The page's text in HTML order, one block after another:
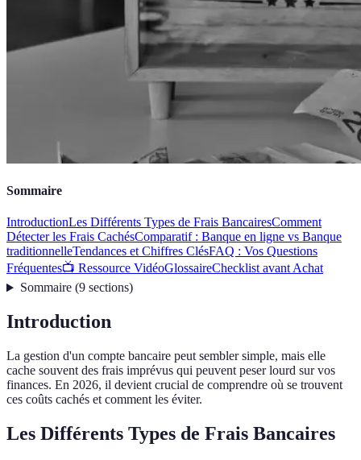
Sommaire
IntroductionLes Différents Types de Frais BancairesComment
Détecter les Frais CachésComparatif : Banque en ligne vs Banque
traditionnelleTendances et Chiffres ClésFAQ : Vos Questions
Fréquentes📺 Ressource VidéoGlossaireChecklist avant Achat
Sommaire(9 sections)
Introduction
La gestion d'un compte bancaire peut sembler simple, mais elle
cache souvent des frais imprévus qui peuvent peser lourd sur vos
finances. En 2026, il devient crucial de comprendre où se trouvent
ces coûts cachés et comment les éviter.
Les Différents Types de Frais Bancaires